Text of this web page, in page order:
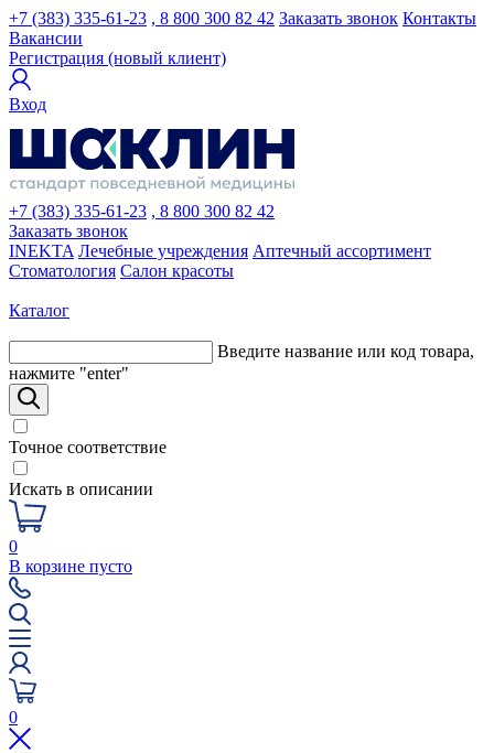
+7 (383) 335-61-23 , 8 800 300 82 42 Заказать звонок Контакты
Вакансии
Регистрация (новый клиент)
Вход
+7 (383) 335-61-23 , 8 800 300 82 42
Заказать звонок
INEKTA Лечебные учреждения Аптечный ассортимент
Стоматология Салон красоты
Каталог
Введите название или код товара,
нажмите "enter"
Точное соответствие
Искать в описании
0
В корзине пусто
0